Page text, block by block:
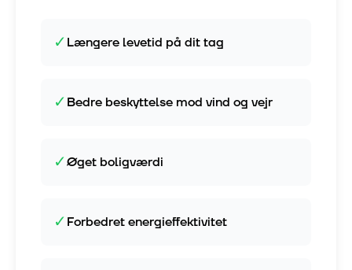
✓Længere levetid på dit tag
✓Bedre beskyttelse mod vind og vejr
✓Øget boligværdi
✓Forbedret energieffektivitet